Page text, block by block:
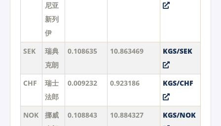
尼亚
新列
伊
SEK
瑞典
克朗
0.108635 10.863469 KGS/SEK
CHF
瑞士
法郎
0.009232 0.923186 KGS/CHF
NOK
挪威
0.108843 10.884327 KGS/NOK